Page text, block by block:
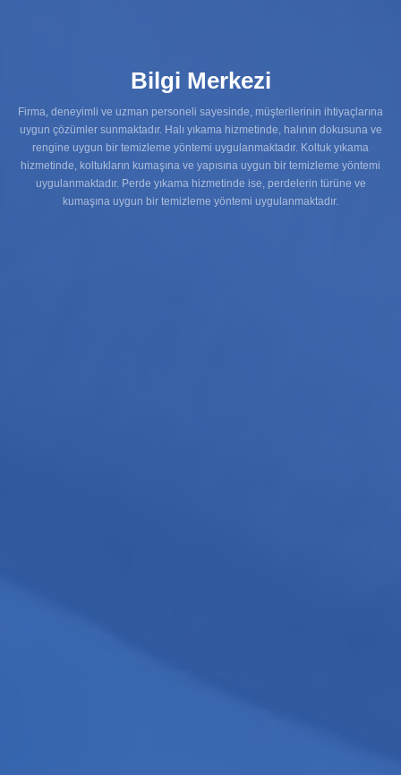
Bilgi Merkezi
Firma, deneyimli ve uzman personeli sayesinde, müşterilerinin ihtiyaçlarına
uygun çözümler sunmaktadır. Halı yıkama hizmetinde, halının dokusuna ve
rengine uygun bir temizleme yöntemi uygulanmaktadır. Koltuk yıkama
hizmetinde, koltukların kumaşına ve yapısına uygun bir temizleme yöntemi
uygulanmaktadır. Perde yıkama hizmetinde ise, perdelerin türüne ve
kumaşına uygun bir temizleme yöntemi uygulanmaktadır.